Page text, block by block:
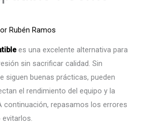
Rubén Ramos
es una excelente alternativa para
sin sacrificar calidad. Sin
siguen buenas prácticas, pueden
el rendimiento del equipo y la
continuación, repasamos los errores